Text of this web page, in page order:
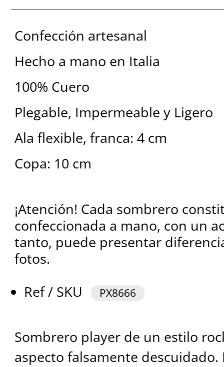
Confección artesanal
Hecho a mano en Italia
100% Cuero
Plegable, Impermeable y Ligero
Ala flexible, franca: 4 cm
Copa: 10 cm
¡Atención! Cada sombrero
confeccionada a mano, con un
tanto, puede presentar
fotos.
Ref / SKU
PX8666
Sombrero player de un estilo
aspecto falsamente